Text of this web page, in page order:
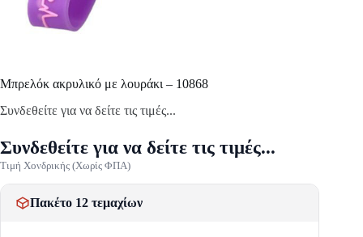
Mπρελόκ ακρυλικό με λουράκι – 10868
Συνδεθείτε για να δείτε τις τιμές...
Συνδεθείτε για να δείτε τις τιμές...
Τιμή Χονδρικής (Χωρίς ΦΠΑ)
Πακέτο 12 τεμαχίων